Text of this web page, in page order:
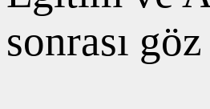
sonrası